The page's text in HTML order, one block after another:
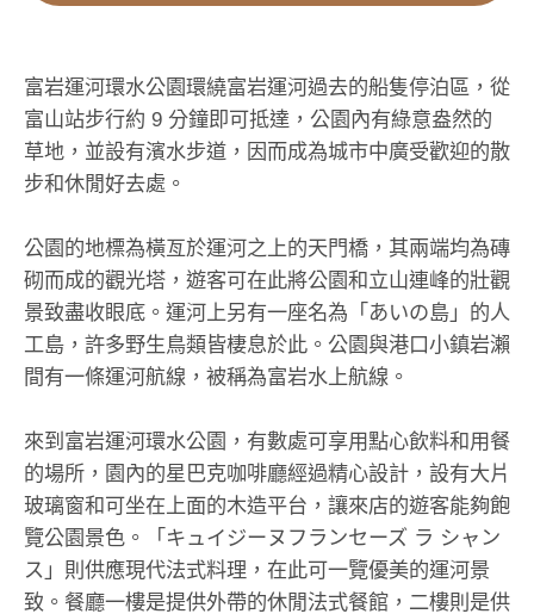
富岩運河環水公園環繞富岩運河過去的船隻停泊區，從
富山站步行約 9 分鐘即可抵達，公園內有綠意盎然的
草地，並設有濱水步道，因而成為城市中廣受歡迎的散
步和休閒好去處。
公園的地標為橫亙於運河之上的天門橋，其兩端均為磚
砌而成的觀光塔，遊客可在此將公園和立山連峰的壯觀
景致盡收眼底。運河上另有一座名為「あいの島」的人
工島，許多野生鳥類皆棲息於此。公園與港口小鎮岩瀨
間有一條運河航線，被稱為富岩水上航線。
來到富岩運河環水公園，有數處可享用點心飲料和用餐
的場所，園內的星巴克咖啡廳經過精心設計，設有大片
玻璃窗和可坐在上面的木造平台，讓來店的遊客能夠飽
覽公園景色。「キュイジーヌフランセーズ ラ シャン
ス」則供應現代法式料理，在此可一覽優美的運河景
致。餐廳一樓是提供外帶的休閒法式餐館，二樓則是供